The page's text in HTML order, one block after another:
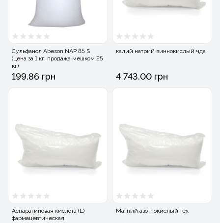
Сульфанол Abeson NAP 85 S
(цена за 1 кг, продажа мешком 25
кг)
199.86 грн
калий натрий виннокислый чда
4 743.00 грн
Аспарагиновая кислота (L)
фармацевтическая
Магний азотнокислый тех